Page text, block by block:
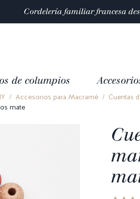
valorada con 4,9/5 enmas
de columpios
Accesorios para Macramé
Cuentas
mate